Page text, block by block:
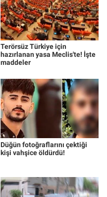
Terörsüz Türkiye için
hazırlanan yasa Meclis'te! İşte
maddeler
Düğün fotoğraflarını çektiği
kişi vahşice öldürdü!